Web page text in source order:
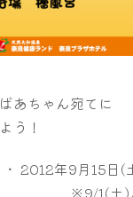
あちゃん宛てに
う！
2012年9月15日(